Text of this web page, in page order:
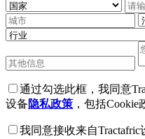
通过勾选此框，我同意
设备隐私政策 ，包括Cookie
我同意接收来自Tractafric